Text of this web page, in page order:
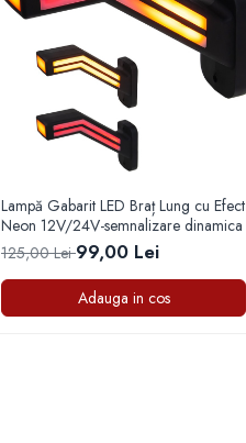
Lampă Gabarit LED Braț Lung cu Efect
Neon 12V/24V-semnalizare dinamica
125,00 Lei99,00 Lei
Adauga in cos